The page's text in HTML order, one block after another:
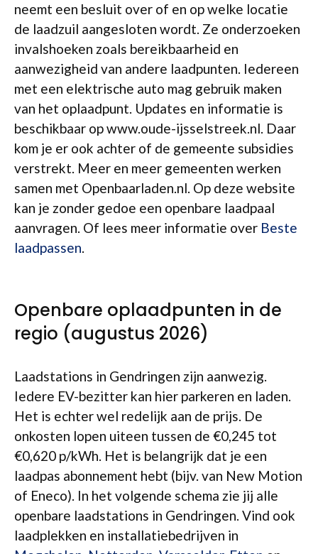
neemt een besluit over of en op welke locatie
de laadzuil aangesloten wordt. Ze onderzoeken
invalshoeken zoals bereikbaarheid en
aanwezigheid van andere laadpunten. Iedereen
met een elektrische auto mag gebruik maken
van het oplaadpunt. Updates en informatie is
beschikbaar op www.oude-ijsselstreek.nl. Daar
kom je er ook achter of de gemeente subsidies
verstrekt. Meer en meer gemeenten werken
samen met Openbaarladen.nl. Op deze website
kan je zonder gedoe een openbare laadpaal
aanvragen. Of lees meer informatie over Beste
laadpassen.
Openbare oplaadpunten in de
regio (augustus 2026)
Laadstations in Gendringen zijn aanwezig.
Iedere EV-bezitter kan hier parkeren en laden.
Het is echter wel redelijk aan de prijs. De
onkosten lopen uiteen tussen de €0,245 tot
€0,620 p/kWh. Het is belangrijk dat je een
laadpas abonnement hebt (bijv. van New Motion
of Eneco). In het volgende schema zie jij alle
openbare laadstations in Gendringen. Vind ook
laadplekken en installatiebedrijven in